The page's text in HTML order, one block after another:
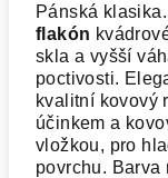
Pánská
flakón
skla a vyšší
poctivosti.
kvalitní kovový
účinkem a
vložkou, pro
povrchu. Barva